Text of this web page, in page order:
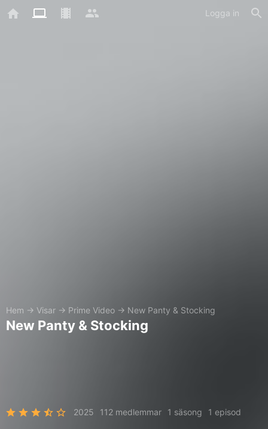
Logga in
Hem → Visar → Prime Video → New Panty & Stocking
New Panty & Stocking
2025 112 medlemmar 1 säsong 1 episod